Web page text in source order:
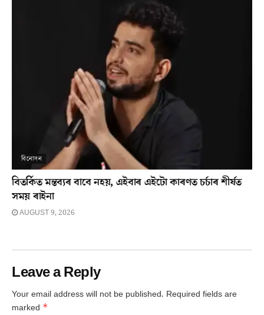
বিনোদন
বিতৰ্কিত মন্তব্যৰ বাবে নহয়, এইবাৰ এইটো কাৰণত চৰ্চাৰ শীৰ্ষত
সময় ৰাইনা
AUGUST 9, 2026
Leave a Reply
Your email address will not be published. Required fields are
marked *